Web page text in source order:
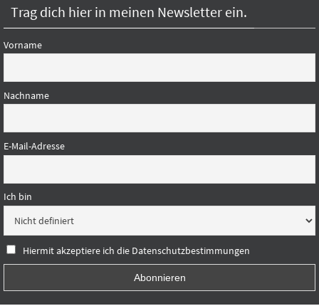
Trag dich hier in meinen Newsletter ein.
Vorname
Nachname
E-Mail-Adresse
Ich bin
Hiermit akzeptiere ich die Datenschutzbestimmungen